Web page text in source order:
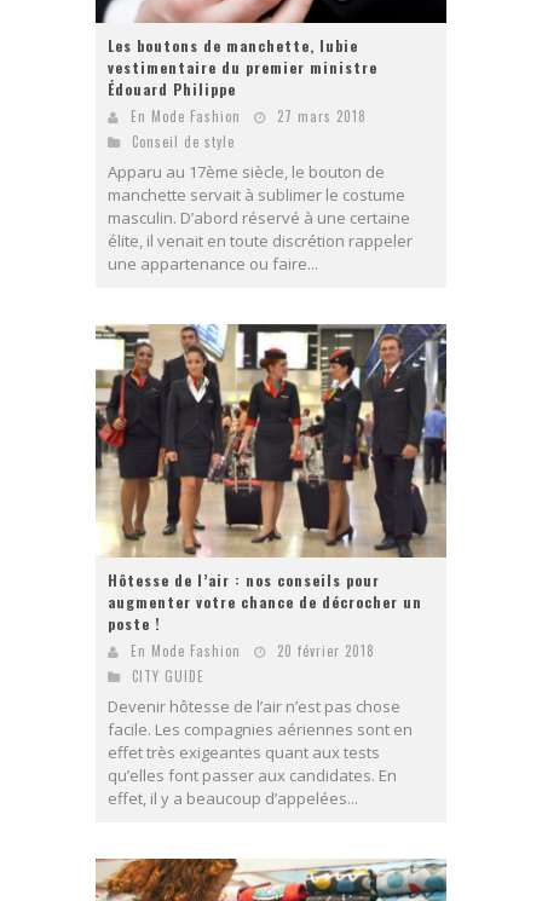
Les boutons de manchette, lubie
vestimentaire du premier ministre
Édouard Philippe
En Mode Fashion
27 mars 2018
Conseil de style
Apparu au 17ème siècle, le bouton de
manchette servait à sublimer le costume
masculin. D’abord réservé à une certaine
élite, il venait en toute discrétion rappeler
une appartenance ou faire...
Hôtesse de l’air : nos conseils pour
augmenter votre chance de décrocher un
poste !
En Mode Fashion
20 février 2018
CITY GUIDE
Devenir hôtesse de l’air n’est pas chose
facile. Les compagnies aériennes sont en
effet très exigeantes quant aux tests
qu’elles font passer aux candidates. En
effet, il y a beaucoup d’appelées...